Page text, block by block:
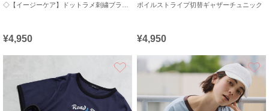
¥4,950
ボイルストライプ切替ギャザーチュニック
¥4,950
お気に入り